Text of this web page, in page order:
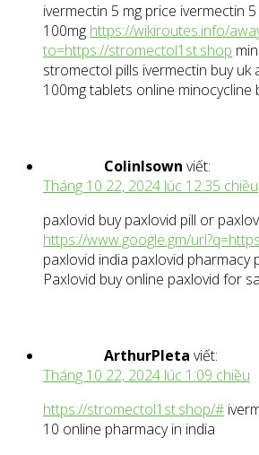
ivermectin 5 mg price ivermectin
100mg https://wikiroutes.info/
to=https://stromectol1st.shop
stromectol pills ivermectin buy uk
100mg tablets online minocycline
ColinIsown viết:
Tháng 10 22, 2024 lúc 12:35 chiều
paxlovid buy paxlovid pill or
https://www.google.gm/
paxlovid india paxlovid pharmacy
Paxlovid buy online paxlovid for
ArthurPleta viết:
Tháng 10 22, 2024 lúc 1:09 chiều
https://stromectol1st.shop/#
10 online pharmacy in india